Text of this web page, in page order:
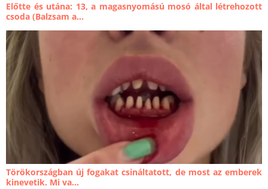
Előtte és utána: 13, a magasnyomású mosó által létrehozott
csoda (Balzsam a...
Törökországban új fogakat csináltatott, de most az emberek
kinevetik. Mi va...